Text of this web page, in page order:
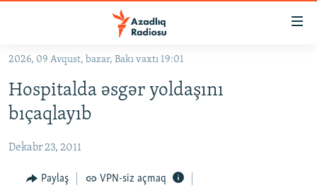
Əsas
qayıt
Əsas
naviqasiyaya
qayıt
#İZAHLA
KORRUPSIOMETR
#ƏSLINDƏ
FƏRQƏ BAX
2026, 09 Avqust, bazar, Bakı vaxtı 19:01
Hospitalda əsgər yoldaşını
bıçaqlayıb
Dekabr 23, 2011
Paylaş VPN-siz açmaq